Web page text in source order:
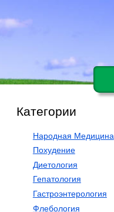
Категории
Народная Медицина
Похудение
Диетология
Гепатология
Гастроэнтерология
Флебология